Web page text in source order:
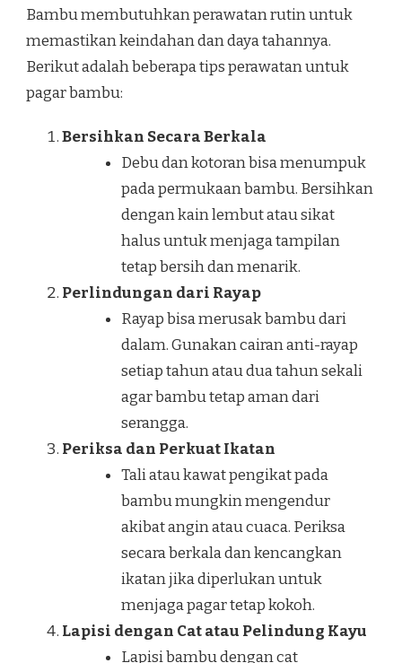
Bambu membutuhkan perawatan rutin untuk
memastikan keindahan dan daya tahannya.
Berikut adalah beberapa tips perawatan untuk
pagar bambu:
Bersihkan Secara Berkala
Debu dan kotoran bisa menumpuk
pada permukaan bambu. Bersihkan
dengan kain lembut atau sikat
halus untuk menjaga tampilan
tetap bersih dan menarik.
Perlindungan dari Rayap
Rayap bisa merusak bambu dari
dalam. Gunakan cairan anti-rayap
setiap tahun atau dua tahun sekali
agar bambu tetap aman dari
serangga.
Periksa dan Perkuat Ikatan
Tali atau kawat pengikat pada
bambu mungkin mengendur
akibat angin atau cuaca. Periksa
secara berkala dan kencangkan
ikatan jika diperlukan untuk
menjaga pagar tetap kokoh.
Lapisi dengan Cat atau Pelindung Kayu
Lapisi bambu dengan cat